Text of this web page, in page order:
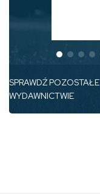
SPRAWDŹ POZOSTAŁE
WYDAWNICTWIE